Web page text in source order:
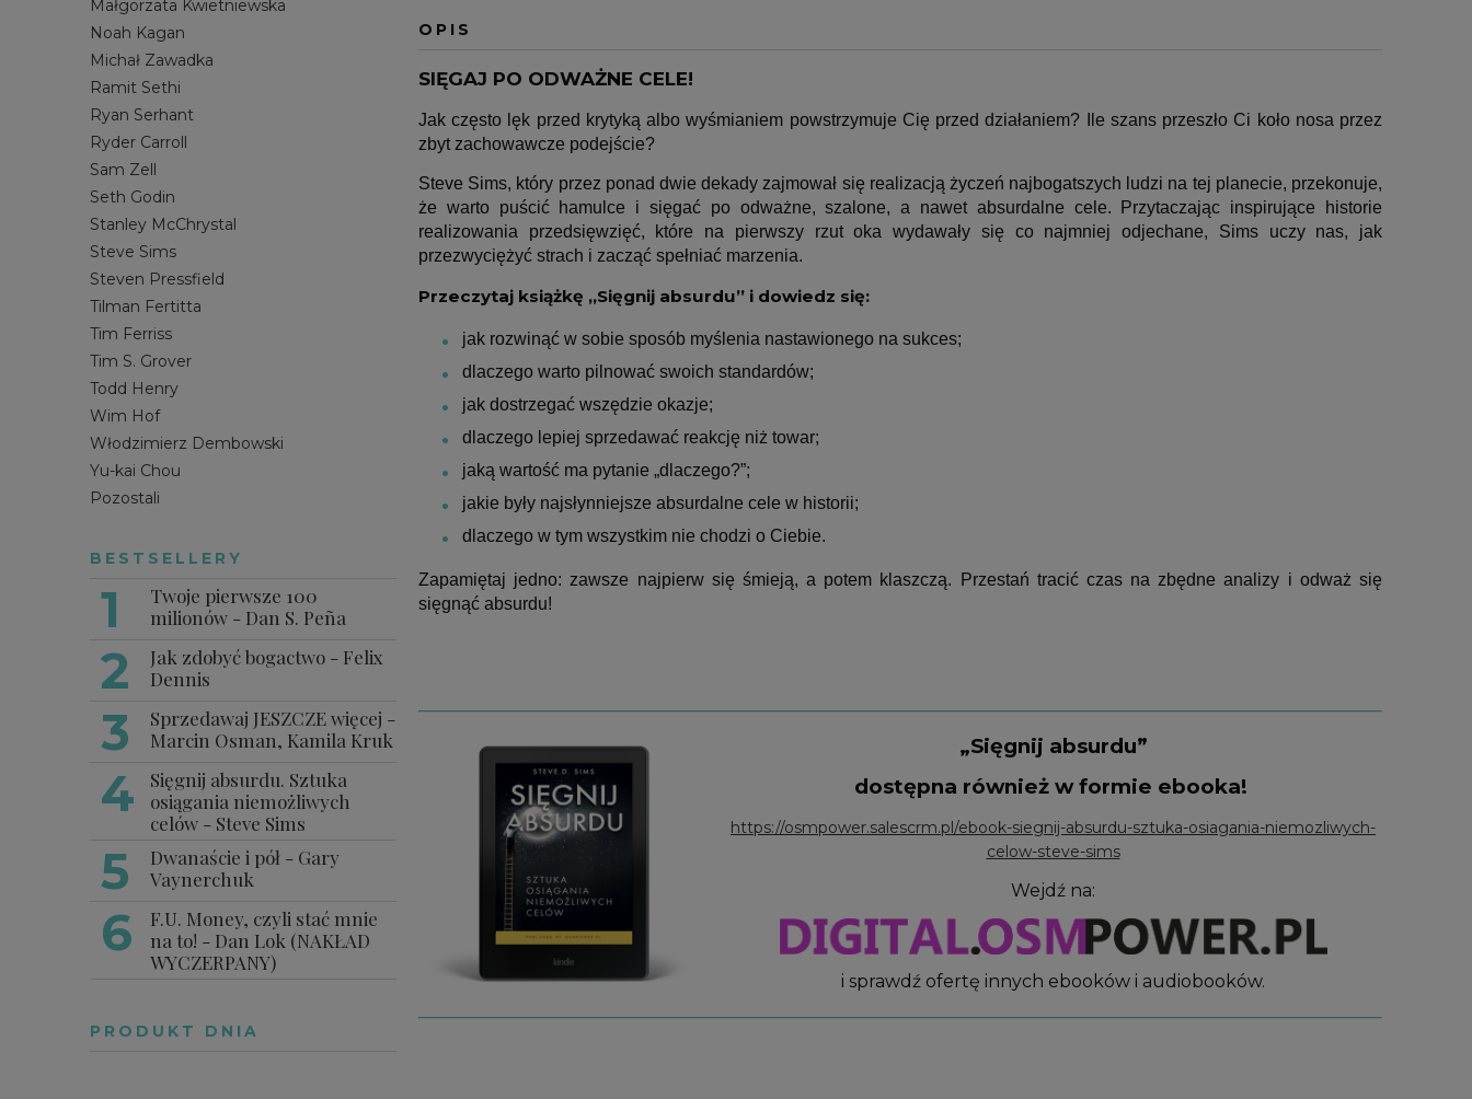
Małgorzata Kwietniewska
Noah Kagan
Michał Zawadka
Ramit Sethi
Ryan Serhant
Ryder Carroll
Sam Zell
Seth Godin
Stanley McChrystal
Steve Sims
Steven Pressfield
Tilman Fertitta
Tim Ferriss
Tim S. Grover
Todd Henry
Wim Hof
Włodzimierz Dembowski
Yu-kai Chou
Pozostali
BESTSELLERY
Twoje pierwsze 100
milionów - Dan S. Peña
Jak zdobyć bogactwo - Felix
Dennis
Sprzedawaj JESZCZE więcej -
Marcin Osman, Kamila Kruk
Sięgnij absurdu. Sztuka
osiągania niemożliwych
celów - Steve Sims
Dwanaście i pół - Gary
Vaynerchuk
F.U. Money, czyli stać mnie
na to! - Dan Lok (NAKŁAD
WYCZERPANY)
PRODUKT DNIA
OPIS
SIĘGAJ PO ODWAŻNE CELE!
Jak często lęk przed krytyką albo wyśmianiem powstrzymuje Cię przed działaniem? Ile szans przeszło Ci koło nosa przez
zbyt zachowawcze podejście?
Steve Sims, który przez ponad dwie dekady zajmował się realizacją życzeń najbogatszych ludzi na tej planecie, przekonuje,
że warto puścić hamulce i sięgać po odważne, szalone, a nawet absurdalne cele. Przytaczając inspirujące historie
realizowania przedsięwzięć, które na pierwszy rzut oka wydawały się co najmniej odjechane, Sims uczy nas, jak
przezwyciężyć strach i zacząć spełniać marzenia.
Przeczytaj książkę „Sięgnij absurdu” i dowiedz się:
jak rozwinąć w sobie sposób myślenia nastawionego na sukces;
dlaczego warto pilnować swoich standardów;
jak dostrzegać wszędzie okazje;
dlaczego lepiej sprzedawać reakcję niż towar;
jaką wartość ma pytanie „dlaczego?”;
jakie były najsłynniejsze absurdalne cele w historii;
dlaczego w tym wszystkim nie chodzi o Ciebie.
Zapamiętaj jedno: zawsze najpierw się śmieją, a potem klaszczą. Przestań tracić czas na zbędne analizy i odważ się
sięgnąć absurdu!
„Sięgnij absurdu”
dostępna również w formie ebooka!
https://osmpower.salescrm.pl/ebook-siegnij-absurdu-sztuka-osiagania-niemozliwych-
celow-steve-sims
Wejdź na:
i sprawdź ofertę innych ebooków i audiobooków.